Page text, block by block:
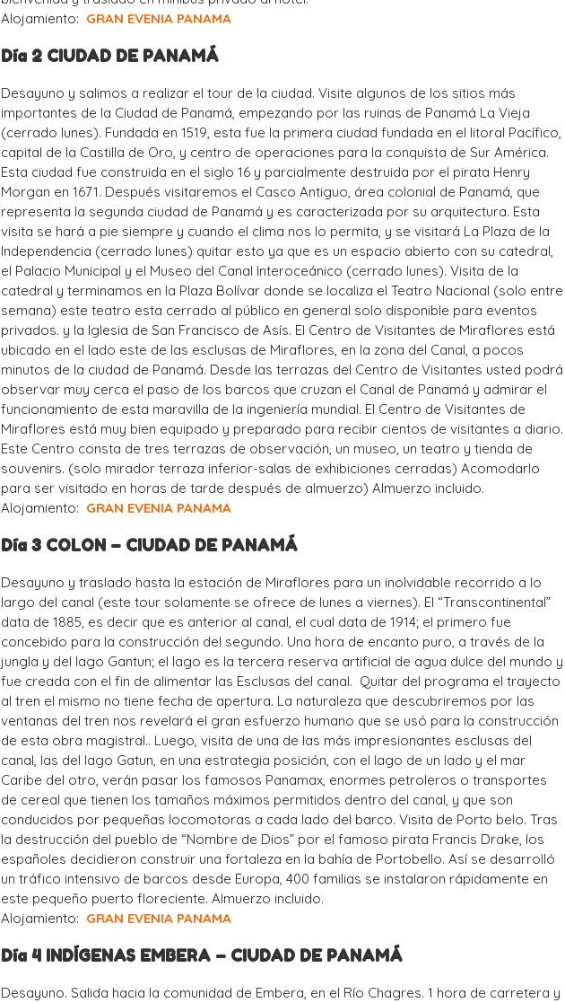
Alojamiento: GRAN EVENIA PANAMA
Día 2 CIUDAD DE PANAMÁ
Desayuno y salimos a realizar el tour de la ciudad. Visite algunos de los sitios más
importantes de la Ciudad de Panamá, empezando por las ruinas de Panamá La Vieja
(cerrado lunes). Fundada en 1519, esta fue la primera ciudad fundada en el litoral Pacífico,
capital de la Castilla de Oro, y centro de operaciones para la conquista de Sur América.
Esta ciudad fue construida en el siglo 16 y parcialmente destruida por el pirata Henry
Morgan en 1671. Después visitaremos el Casco Antiguo, área colonial de Panamá, que
representa la segunda ciudad de Panamá y es caracterizada por su arquitectura. Esta
visita se hará a pie siempre y cuando el clima nos lo permita, y se visitará La Plaza de la
Independencia (cerrado lunes) quitar esto ya que es un espacio abierto con su catedral,
el Palacio Municipal y el Museo del Canal Interoceánico (cerrado lunes). Visita de la
catedral y terminamos en la Plaza Bolívar donde se localiza el Teatro Nacional (solo entre
semana) este teatro esta cerrado al público en general solo disponible para eventos
privados. y la Iglesia de San Francisco de Asís. El Centro de Visitantes de Miraflores está
ubicado en el lado este de las esclusas de Miraflores, en la zona del Canal, a pocos
minutos de la ciudad de Panamá. Desde las terrazas del Centro de Visitantes usted podrá
observar muy cerca el paso de los barcos que cruzan el Canal de Panamá y admirar el
funcionamiento de esta maravilla de la ingeniería mundial. El Centro de Visitantes de
Miraflores está muy bien equipado y preparado para recibir cientos de visitantes a diario.
Este Centro consta de tres terrazas de observación, un museo, un teatro y tienda de
souvenirs. (solo mirador terraza inferior-salas de exhibiciones cerradas) Acomodarlo
para ser visitado en horas de tarde después de almuerzo) Almuerzo incluido.
Alojamiento: GRAN EVENIA PANAMA
Día 3 COLON – CIUDAD DE PANAMÁ
Desayuno y traslado hasta la estación de Miraflores para un inolvidable recorrido a lo
largo del canal (este tour solamente se ofrece de lunes a viernes). El “Transcontinental”
data de 1885, es decir que es anterior al canal, el cual data de 1914; el primero fue
concebido para la construcción del segundo. Una hora de encanto puro, a través de la
jungla y del lago Gantun; el lago es la tercera reserva artificial de agua dulce del mundo y
fue creada con el fin de alimentar las Esclusas del canal. Quitar del programa el trayecto
al tren el mismo no tiene fecha de apertura. La naturaleza que descubriremos por las
ventanas del tren nos revelará el gran esfuerzo humano que se usó para la construcción
de esta obra magistral.. Luego, visita de una de las más impresionantes esclusas del
canal, las del lago Gatun, en una estrategia posición, con el lago de un lado y el mar
Caribe del otro, verán pasar los famosos Panamax, enormes petroleros o transportes
de cereal que tienen los tamaños máximos permitidos dentro del canal, y que son
conducidos por pequeñas locomotoras a cada lado del barco. Visita de Porto belo. Tras
la destrucción del pueblo de “Nombre de Dios” por el famoso pirata Francis Drake, los
españoles decidieron construir una fortaleza en la bahía de Portobello. Así se desarrolló
un tráfico intensivo de barcos desde Europa, 400 familias se instalaron rápidamente en
este pequeño puerto floreciente. Almuerzo incluido.
Alojamiento: GRAN EVENIA PANAMA
Día 4 INDÍGENAS EMBERA – CIUDAD DE PANAMÁ
Desayuno. Salida hacia la comunidad de Embera, en el Río Chagres. 1 hora de carretera y